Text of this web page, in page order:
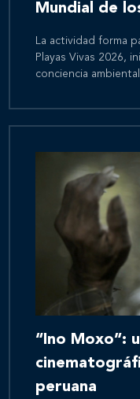
Mundial de
La actividad forma
Playas Vivas 2026,
conciencia
“Ino Moxo”:
peruana